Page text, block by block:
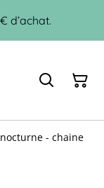
d’achat.
- chaine